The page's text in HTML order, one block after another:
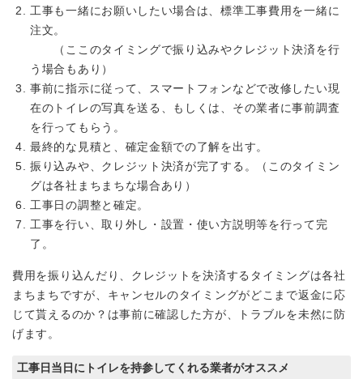
工事も一緒にお願いしたい場合は、標準工事費用を一緒に
注文。
（ここのタイミングで振り込みやクレジット決済を行
う場合もあり）
事前に指示に従って、スマートフォンなどで改修したい現
在のトイレの写真を送る、もしくは、その業者に事前調査
を行ってもらう。
最終的な見積と、確定金額での了解を出す。
振り込みや、クレジット決済が完了する。（このタイミン
グは各社まちまちな場合あり）
工事日の調整と確定。
工事を行い、取り外し・設置・使い方説明等を行って完
了。
費用を振り込んだり、クレジットを決済するタイミングは各社
まちまちですが、キャンセルのタイミングがどこまで返金に応
じて貰えるのか？は事前に確認した方が、トラブルを未然に防
げます。
工事日当日にトイレを持参してくれる業者がオススメ